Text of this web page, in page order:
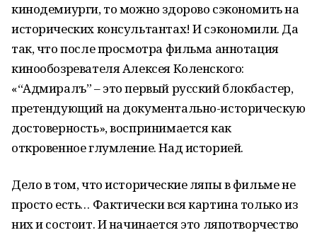
кинодемиурги, то можно здорово сэкономить на
исторических консультантах! И сэкономили. Да
так, что после просмотра фильма аннотация
кинообозревателя Алексея Коленского:
«“Адмиралъ” – это первый русский блокбастер,
претендующий на документально-историческую
достоверность», воспринимается как
откровенное глумление. Над историей.
Дело в том, что исторические ляпы в фильме не
просто есть… Фактически вся картина только из
них и состоит. И начинается это ляпотворчество